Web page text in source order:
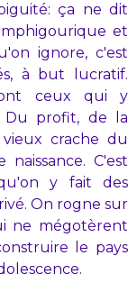
ça ne dit
et
ignore, c'est
à but lucratif.
ceux qui y
Du profit, de la
crache du
C'est
y fait des
On rogne sur
ne mégotèrent
le pays